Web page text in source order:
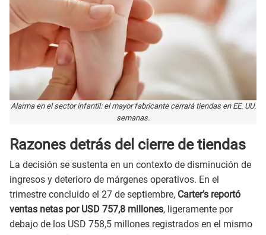
Alarma en el sector infantil: el mayor fabricante cerrará tiendas en EE. UU.
semanas.
Razones detrás del cierre de tiendas
La decisión se sustenta en un contexto de disminución de
ingresos y deterioro de márgenes operativos. En el
trimestre concluido el 27 de septiembre, Carter’s reportó
ventas netas por USD 757,8 millones, ligeramente por
debajo de los USD 758,5 millones registrados en el mismo